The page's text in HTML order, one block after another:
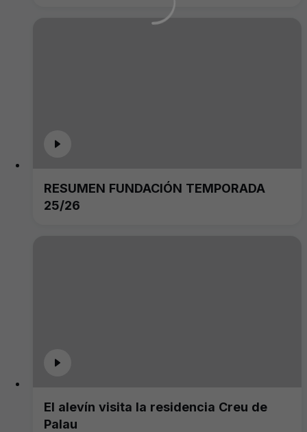
RESUMEN FUNDACIÓN TEMPORADA
25/26
El alevín visita la residencia Creu de
Palau